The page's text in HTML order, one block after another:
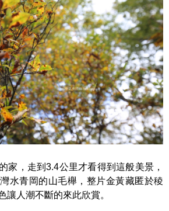
家，走到3.4公里才看得到這般美景，
水青岡的山毛櫸，整片金黃藏匿於稜
讓人潮不斷的來此欣賞。